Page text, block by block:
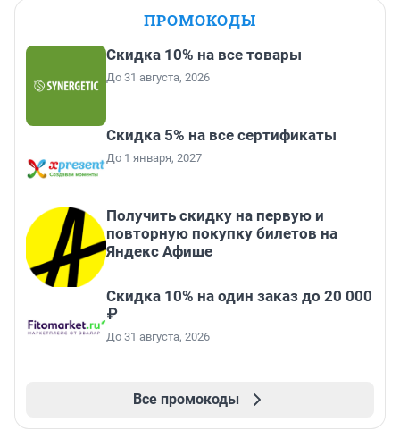
ПРОМОКОДЫ
Скидка 10% на все товары
До 31 августа, 2026
Скидка 5% на все сертификаты
До 1 января, 2027
Получить скидку на первую и
повторную покупку билетов на
Яндекс Афише
Скидка 10% на один заказ до 20 000
₽
До 31 августа, 2026
Все промокоды